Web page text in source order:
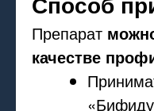
Препарат
качестве